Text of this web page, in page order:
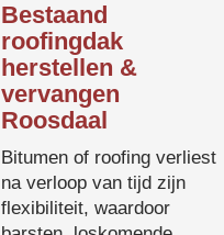
Bestaand
roofingdak
herstellen &
vervangen
Roosdaal
Bitumen of roofing verliest
na verloop van tijd zijn
flexibiliteit, waardoor